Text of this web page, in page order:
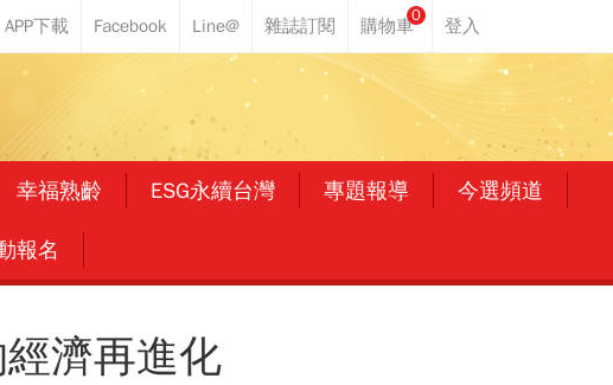
0
幸福熟齡 ESG永續台灣 專題報導 今選頻道
報名
濟再進化